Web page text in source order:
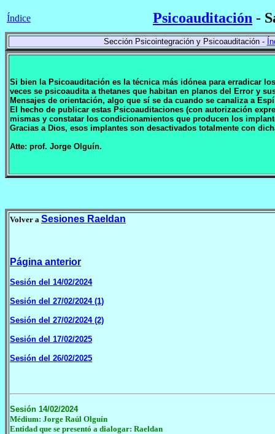
Índice Psicoauditación -
Sección Psicointegración y Psicoauditación -
Si bien la Psicoauditación es la técnica más idónea para erradicar
veces se psicoaudita a thetanes que habitan en planos del Error y
Mensajes de orientación, algo que sí se da cuando se canaliza a
El hecho de publicar estas Psicoauditaciones (con autorización
mismas y constatar los condicionamientos que producen los
Gracias a Dios, esos implantes son desactivados totalmente con
Atte: prof. Jorge Olguín.
Volver a Sesiones Raeldan
Página anterior
Sesión del 14/02/2024
Sesión del 27/02/2024 (1)
Sesión del 27/02/2024 (2)
Sesión del 17/02/2025
Sesión del 26/02/2025
Sesión 14/02/2024
Médium: Jorge Raúl Olguín
Entidad que se presentó a dialogar: Raeldan